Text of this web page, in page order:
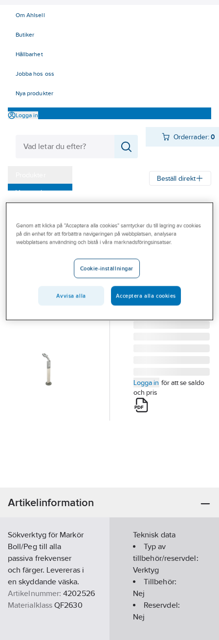
Om Ahlsell
Butiker
Hållbarhet
Jobba hos oss
Nya produkter
Logga in
Orderrader:0
Varumärken
Outlet
Branscher
Beställ direkt
OPTOBIT SWEDEN
boll/peg
SÖKVERKTYG FÖR
MARKÖR BOLL/PEG
Logga in för att se saldo
och pris
Artikelinformation
Sökverktyg för Markör
Boll/Peg till alla
passiva frekvenser
och färger. Levereras i
en skyddande väska.
Artikelnummer: 4202526
Materialklass QF2630
Teknisk data
Typ av
tillbehör/reservdel:
Verktyg
Tillbehör:
Nej
Reservdel:
Nej
Genom att klicka på "Acceptera alla cookies" samtycker du till lagring av cookies
på din enhet för att förbättra navigeringen på webbplatsen, analysera
webbplatsens användning och bistå i våra marknadsföringsinsatser.
Cookie-inställningar
Avvisa alla Acceptera alla cookies